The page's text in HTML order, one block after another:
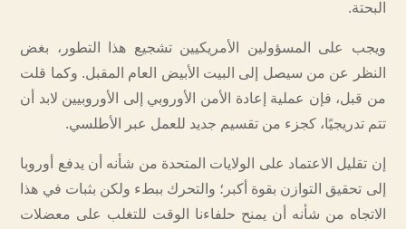
البحتة.
ويجب على المسؤولين الأمريكيين تشجيع هذا التطور، بغض
النظر عن من سيصل إلى البيت الأبيض العام المقبل. وكما قلت
من قبل، فإن عملية إعادة الأمن الأوروبي إلى الأوروبيين لابد أن
تتم تدريجيًا، كجزء من تقسيم جديد للعمل عبر الأطلسي.
إن تقليل الاعتماد على الولايات المتحدة من شأنه أن يدفع أوروبا
إلى تحقيق التوازن بقوة أكبر؛ والتحرك ببطء ولكن بثبات في هذا
الاتجاه من شأنه أن يمنح حلفاءنا الوقت للتغلب على معضلات